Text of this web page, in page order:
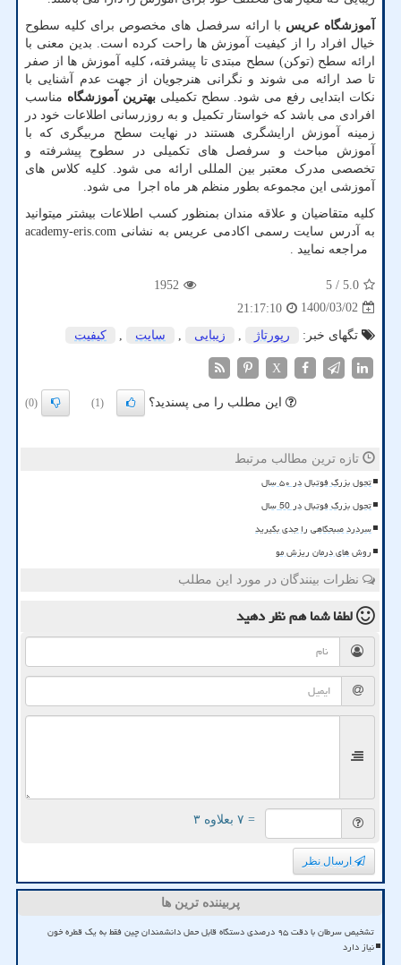
آموزشگاه عریس با ارائه سرفصل های مخصوص برای کلیه سطوح
خیال افراد را از کیفیت آموزش ها راحت کرده است. بدین معنی با
ارائه سطح (توکن) سطح مبتدی تا پیشرفته، کلیه آموزش ها از صفر
تا صد ارائه می شوند و نگرانی هنرجویان از جهت عدم آشنایی با
نکات ابتدایی رفع می شود. سطح تکمیلیبهترین آموزشگاه مناسب
افرادی می باشد که خواستار تکمیل و به روزرسانی اطلاعات خود در
زمینه آموزش ارایشگری هستند در نهایت سطح مربیگری که با
آموزش مباحث و سرفصل های تکمیلی در سطوح پیشرفته و
تخصصی مدرک معتبر بین المللی ارائه می شود. کلیه کلاس های
آموزشی این مجموعه بطور منظم هر ماه اجرا می شود.
کلیه متقاضیان و علاقه مندان بمنظور کسب اطلاعات بیشتر میتوانید
به آدرس سایت رسمی اکادمی عریس به نشانی academy-eris.com
مراجعه نمایید .
5.0
/ 5
1952
1400/03/02
21:17:10
تگهای خبر:
رپورتاژ زیبایی سایت كیفیت
X
این مطلب را می پسندید؟ (1)
(0)
تازه ترین مطالب مرتبط
تحول بزرگ فوتبال در ۵۰ سال
تحول بزرگ فوتبال در 50 سال
سردرد صبحگاهی را جدی بگیرید
روش های درمان ریزش مو
نظرات بینندگان در مورد این مطلب
لطفا شما همنظر دهید
= ۷ بعلاوه ۳
ارسال نظر
پربیننده ترین ها
تشخیص سرطان با دقت ۹۵ درصدی دستگاه قابل حمل دانشمندان چین فقط به یک قطره خون
نیاز دارد